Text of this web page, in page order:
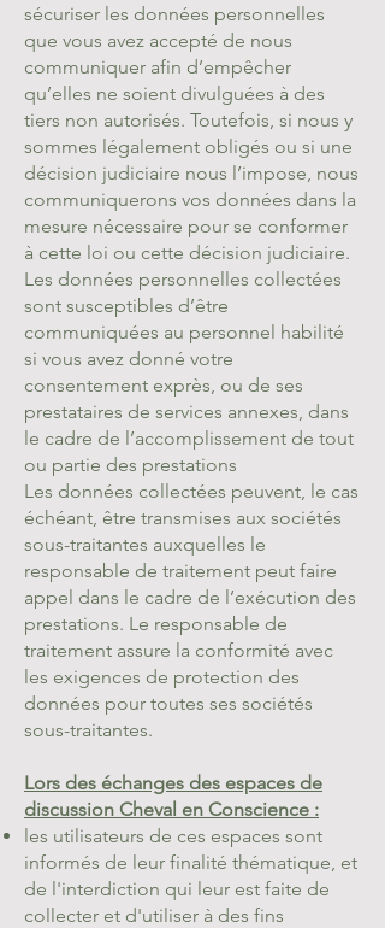
sécuriser les données personnelles
que vous avez accepté de nous
communiquer afin d’empêcher
qu’elles ne soient divulguées à des
tiers non autorisés. Toutefois, si nous y
sommes légalement obligés ou si une
décision judiciaire nous l’impose, nous
communiquerons vos données dans la
mesure nécessaire pour se conformer
à cette loi ou cette décision judiciaire.
Les données personnelles collectées
sont susceptibles d’être
communiquées au personnel habilité
si vous avez donné votre
consentement exprès, ou de ses
prestataires de services annexes, dans
le cadre de l’accomplissement de tout
ou partie des prestations
Les données collectées peuvent, le cas
échéant, être transmises aux sociétés
sous-traitantes auxquelles le
responsable de traitement peut faire
appel dans le cadre de l’exécution des
prestations. Le responsable de
traitement assure la conformité avec
les exigences de protection des
données pour toutes ses sociétés
sous-traitantes.
Lors des échanges des espaces de
discussion Cheval en Conscience :
les utilisateurs de ces espaces sont
informés de leur finalité thématique, et
de l'interdiction qui leur est faite de
collecter et d'utiliser à des fins